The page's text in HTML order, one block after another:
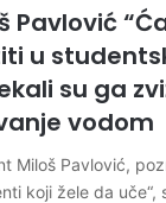
Pavlović
u
su ga
vodom
Miloš Pavlović,
koji žele da